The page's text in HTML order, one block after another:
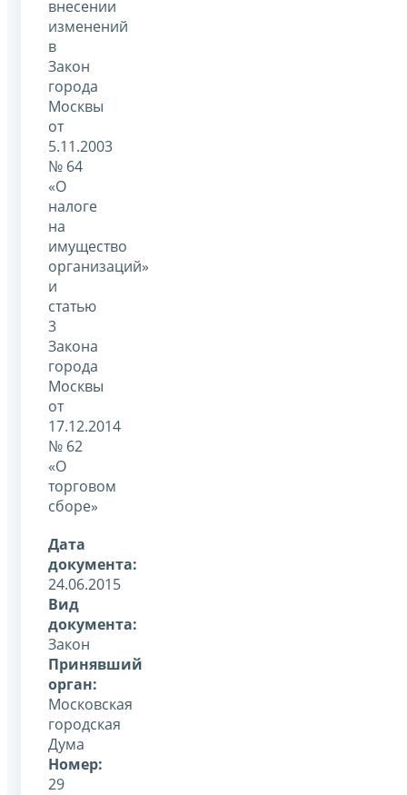
внесении
изменений
в
Закон
города
Москвы
от
5.11.2003
№ 64
«О
налоге
на
имущество
организаций»
и
статью
3
Закона
города
Москвы
от
17.12.2014
№ 62
«О
торговом
сборе»
Дата
документа:
24.06.2015
Вид
документа:
Закон
Принявший
орган:
Московская
городская
Дума
Номер:
29